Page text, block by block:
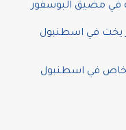
في مضيق البوسفور
يخت في اسطنبول
في اسطنبول